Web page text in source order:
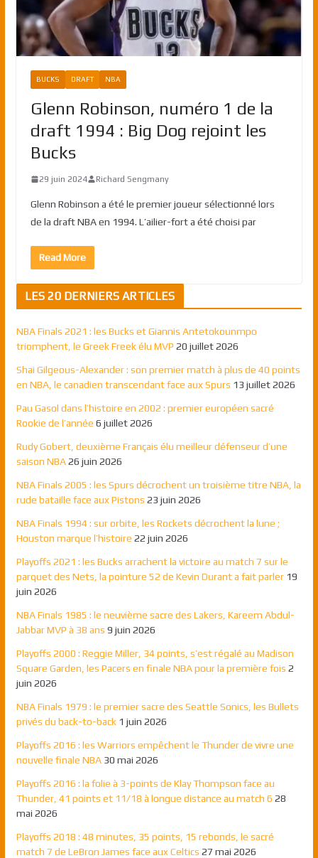
BUCKS DRAFT NBA
Glenn Robinson, numéro 1 de la
draft 1994 : Big Dog rejoint les
Bucks
29 juin 2024 Richard Sengmany
Glenn Robinson a été le premier joueur sélectionné lors
de la draft NBA en 1994. L’ailier-fort a été choisi par
Read More
LES 20 DERNIERS ARTICLES
NBA Finals 2021 : les Bucks et Giannis Antetokounmpo
triomphent, le Greek Freek élu MVP 20 juillet 2026
Shai Gilgeous-Alexander : son premier match à plus de 40 points
en NBA, le canadien transcendant face aux Spurs 13 juillet 2026
Pau Gasol dans l’histoire en 2002 : premier européen sacré
Rookie de l’année 6 juillet 2026
Rudy Gobert, deuxième Français élu meilleur défenseur d’une
saison NBA 26 juin 2026
NBA Finals 2005 : les Spurs décrochent un troisième titre NBA, la
rude bataille face aux Pistons 23 juin 2026
NBA Finals 1994 : sur orbite, les Rockets décrochent la lune ;
Houston marque l’histoire 22 juin 2026
Playoffs 2021 : les Bucks arrachent la victoire au match 7 sur le
parquet des Nets, la pointure 52 de Kevin Durant a fait parler 19
juin 2026
NBA Finals 1985 : le neuvième sacre des Lakers, Kareem Abdul-
Jabbar MVP à 38 ans 9 juin 2026
Playoffs 2000 : Reggie Miller, 34 points, s’est régalé au Madison
Square Garden, les Pacers en finale NBA pour la première fois 2
juin 2026
NBA Finals 1979 : le premier sacre des Seattle Sonics, les Bullets
privés du back-to-back 1 juin 2026
Playoffs 2016 : les Warriors empêchent le Thunder de vivre une
nouvelle finale NBA 30 mai 2026
Playoffs 2016 : la folie à 3-points de Klay Thompson face au
Thunder, 41 points et 11/18 à longue distance au match 6 28
mai 2026
Playoffs 2018 : 48 minutes, 35 points, 15 rebonds, le sacré
match 7 de LeBron James face aux Celtics 27 mai 2026